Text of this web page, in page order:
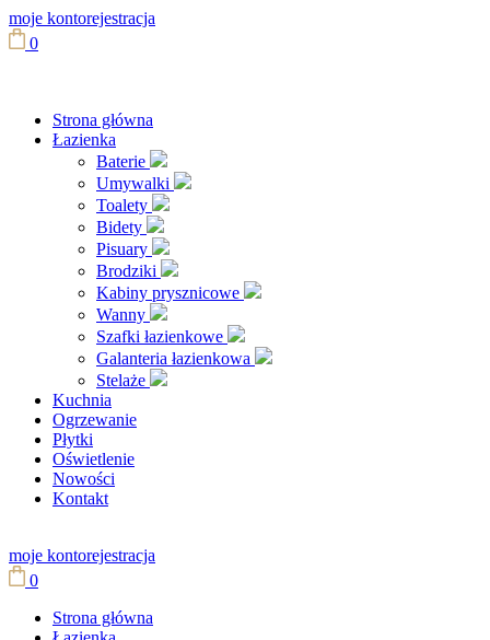
moje kontorejestracja
0
Strona główna
Łazienka
Baterie
Umywalki
Toalety
Bidety
Pisuary
Brodziki
Kabiny prysznicowe
Wanny
Szafki łazienkowe
Galanteria łazienkowa
Stelaże
Kuchnia
Ogrzewanie
Płytki
Oświetlenie
Nowości
Kontakt
moje kontorejestracja
0
Strona główna